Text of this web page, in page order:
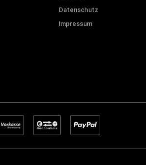
Datenschutz
Impressum